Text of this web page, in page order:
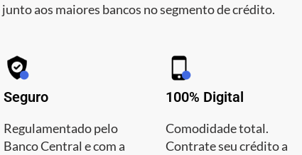
aos maiores bancos no segmento de crédito.
Seguro
Regulamentado pelo
Banco Central e com a
100% Digital
Comodidade total.
Contrate seu crédito a